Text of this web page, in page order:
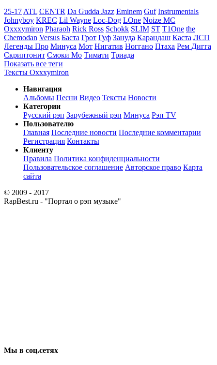
25-17 ATL CENTR Da Gudda Jazz Eminem Guf Instrumentals
Johnyboy KREC Lil Wayne Loc-Dog LOne Noize MC
Oxxxymiron Pharaoh Rick Ross Schokk SLIM ST T1One the
Chemodan Versus Баста Грот Гуф Зануда Карандаш Каста ЛСП
Легенды Про Минуса Мот Нигатив Ноггано Птаха Рем Дигга
Скриптонит Смоки Мо Тимати Триада
Показать все теги
Тексты Oxxxymiron
Навигация
Альбомы Песни Видео Тексты Новости
Категории
Русский рэп Зарубежный рэп Минуса Рэп TV
Пользователю
Главная Последние новости Последние комментарии
Регистрация Контакты
Клиенту
Правила Политика конфиденциальности
Пользовательское соглашение Авторское право Карта
сайта
© 2009 - 2017
RapBest.ru - "Портал о рэп музыке"
Мы в соц.сетях